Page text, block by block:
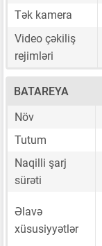
Tək kamera
Video çəkiliş
rejimləri
BATAREYA
Növ
Tutum
Naqilli şarj
sürəti
Əlavə
xüsusiyyətlər